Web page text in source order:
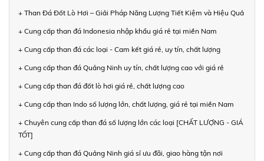
+ Than Đá Đốt Lò Hơi – Giải Pháp Năng Lượng Tiết Kiệm và Hiệu Quả
+ Cung cấp than đá Indonesia nhập khẩu giá rẻ tại miền Nam
+ Cung cấp than đá các loại - Cam kết giá rẻ, uy tín, chất lượng
+ Cung cấp than đá Quảng Ninh uy tín, chất lượng cao với giá rẻ
+ Cung cấp than đá đốt lò hơi giá rẻ, chất lượng cao
+ Cung cấp than Indo số lượng lớn, chất lượng, giá rẻ tại miền Nam
+ Chuyên cung cấp than đá số lượng lớn các loại [CHẤT LƯỢNG - GIÁ
TỐT]
+ Cung cấp than đá Quảng Ninh giá sỉ ưu đãi, giao hàng tận nơi